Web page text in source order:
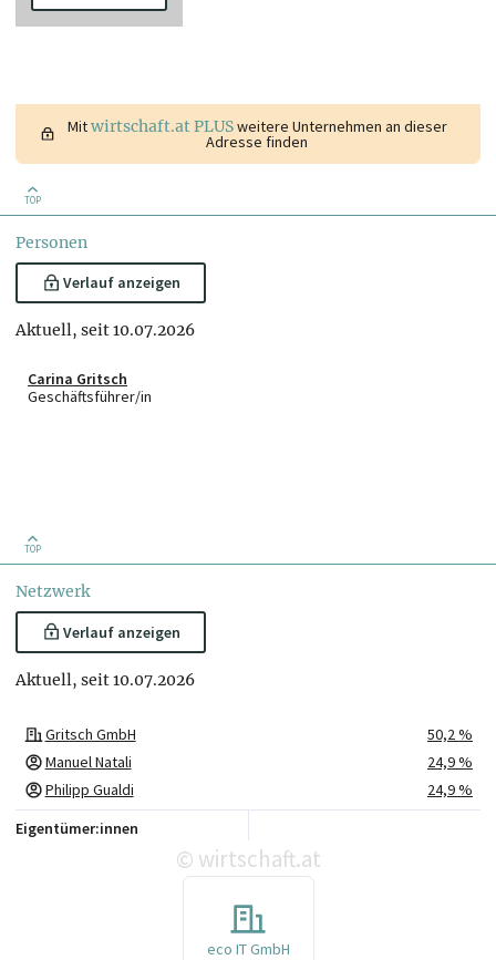
Mitwirtschaft.at PLUSweitere Unternehmen an dieser
Adresse finden
TOP
Personen
Verlauf anzeigen
Aktuell, seit 10.07.2026
Carina Gritsch
Geschäftsführer/in
TOP
Netzwerk
Verlauf anzeigen
Aktuell, seit 10.07.2026
Gritsch GmbH
50,2 %
Manuel Natali
24,9 %
Philipp Gualdi
24,9 %
Eigentümer:innen
© wirtschaft.at
eco IT GmbH